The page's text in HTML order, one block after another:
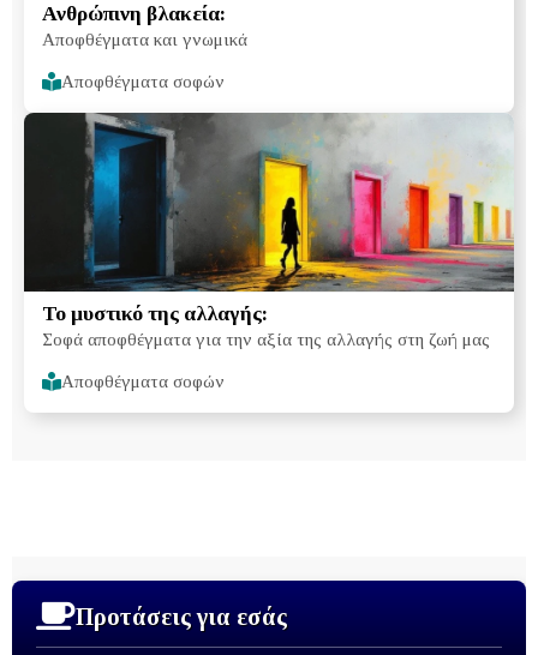
Ανθρώπινη βλακεία:
Αποφθέγματα και γνωμικά
Αποφθέγματα σοφών
Το μυστικό της αλλαγής:
Σοφά αποφθέγματα για την αξία της αλλαγής στη ζωή μας
Αποφθέγματα σοφών
Προτάσεις για εσάς